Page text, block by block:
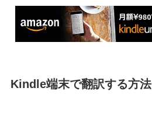
Kindle端末で翻訳する方法